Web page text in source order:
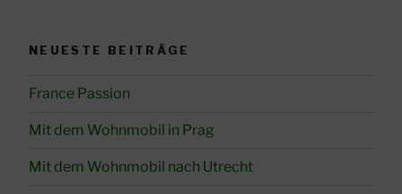
NEUESTE BEITRÄGE
France Passion
Mit dem Wohnmobil in Prag
Mit dem Wohnmobil nach Utrecht